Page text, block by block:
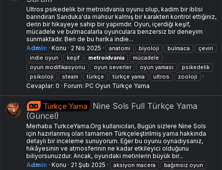
Ultros psikedelik bir metroidvania oyunu olup, kadim bir iblisi
barındıran Sanduka'da mahsur kalmış bir karakteri kontrol ettiğiniz,
derin bir hikayeye sahip bir yapımdır. Oyun, içerdiği keşif,
mücadele ve bulmacalarla oyunculara benzersiz bir deneyim
sunmaktadır. Ben de bu harika indie...
Admin
Konu 2 Nis 2025 anatomi biyoloji bulmaca
çeviri
indie oyun
keşif metroidvania
mücadele
oyun modifikasyonu
oyun severler oyun yaması
psikedelik
psikoloji
steam türkçe türkçe yama ultros zooloji
Cevaplar: 0 Forum: PC Oyun Türkçe Yama
Türkçe Yama
Nine Sols Full Türkçe Yama
(Güncel)
Merhaba TurkceYama.Org kullanıcıları, Bugün sizlere Nine Sols
için hazırlanmış olan tamamen Türkçeleştirilmiş yama hakkında
detaylı bir inceleme sunuyorum. Eğer bu oyunu oynadıysanız,
hikâyesinin ve atmosferinin ne kadar etkileyici olduğunu
biliyorsunuzdur. Ancak, oyundaki metinlerin büyük bir...
Admin
Konu 21 Şub 2025 aksiyon macera
bağımsız oyun